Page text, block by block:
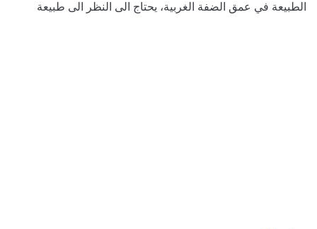
الطبيعة في عمق الضفة الغربية، يحتاج الى النظر الى طبيعة